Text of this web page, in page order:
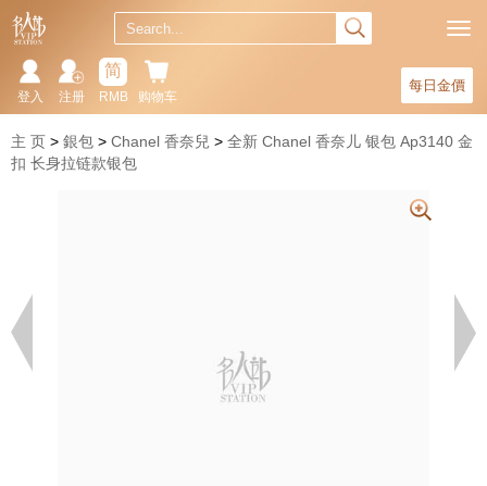
每日金價
购物车
简
RMB
注册
登入
主 页 銀包 Chanel 香奈兒
全新 Chanel 香奈儿 银包 Ap3140 金
扣 长身拉链款银包